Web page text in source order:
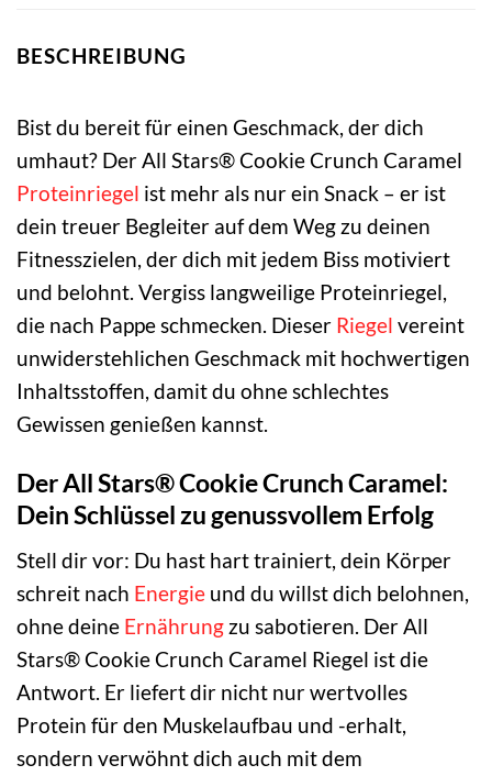
BESCHREIBUNG
Bist du bereit für einen Geschmack, der dich
umhaut? Der All Stars® Cookie Crunch Caramel
Proteinriegel ist mehr als nur ein Snack – er ist
dein treuer Begleiter auf dem Weg zu deinen
Fitnesszielen, der dich mit jedem Biss motiviert
und belohnt. Vergiss langweilige Proteinriegel,
die nach Pappe schmecken. Dieser Riegel vereint
unwiderstehlichen Geschmack mit hochwertigen
Inhaltsstoffen, damit du ohne schlechtes
Gewissen genießen kannst.
Der All Stars® Cookie Crunch Caramel:
Dein Schlüssel zu genussvollem Erfolg
Stell dir vor: Du hast hart trainiert, dein Körper
schreit nach Energie und du willst dich belohnen,
ohne deine Ernährung zu sabotieren. Der All
Stars® Cookie Crunch Caramel Riegel ist die
Antwort. Er liefert dir nicht nur wertvolles
Protein für den Muskelaufbau und -erhalt,
sondern verwöhnt dich auch mit dem